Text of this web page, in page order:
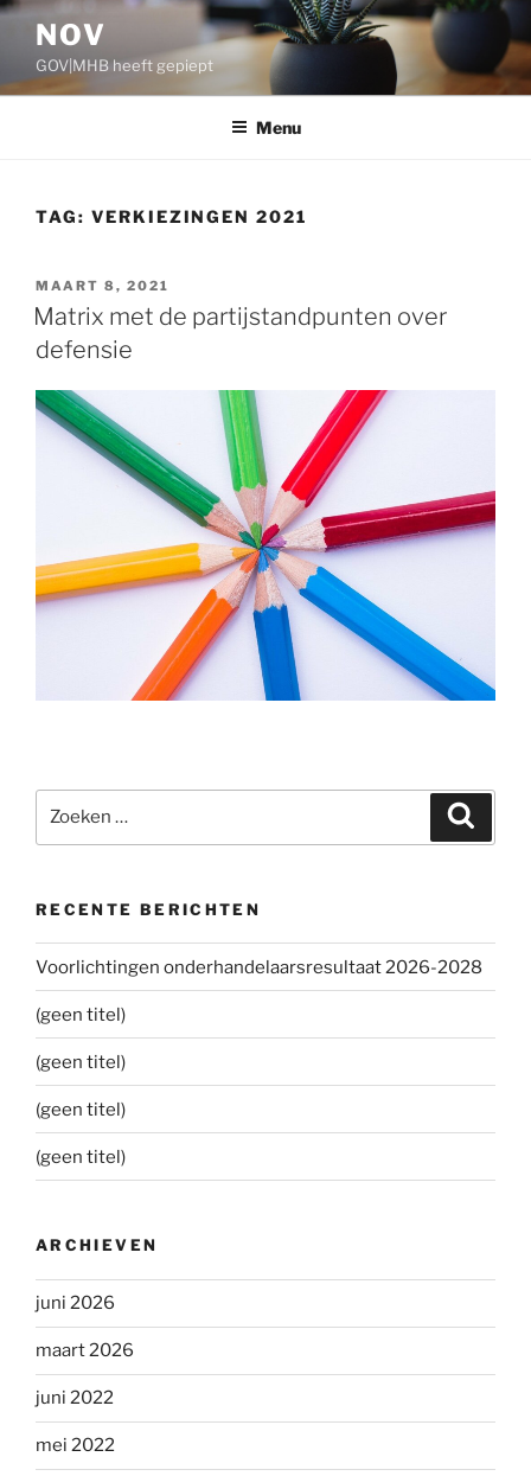
Ga
inhoud
NOV
GOV|MHB heeft gepiept
Menu
TAG: VERKIEZINGEN 2021
GEPLAATST
OP
MAART 8, 2021
Matrix met de partijstandpunten over
defensie
Zoeken
RECENTE BERICHTEN
Voorlichtingen onderhandelaarsresultaat 2026-2028
(geen titel)
(geen titel)
(geen titel)
(geen titel)
ARCHIEVEN
juni 2026
maart 2026
juni 2022
mei 2022